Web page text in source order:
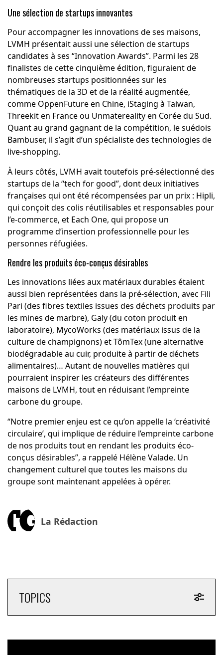
Une sélection de startups innovantes
Pour accompagner les innovations de ses maisons,
LVMH présentait aussi une sélection de startups
candidates à ses “Innovation Awards”. Parmi les 28
finalistes de cette cinquième édition, figuraient de
nombreuses startups positionnées sur les
thématiques de la 3D et de la réalité augmentée,
commeOppenFutureen Chine, iStaging à Taiwan,
Threekiten France ou Unmaterealityen Corée du Sud.
Quant au grand gagnant de la compétition, le suédois
Bambuser, il s’agit d’un spécialiste des technologies de
live-shopping.
À leurs côtés, LVMH avait toutefois pré-sélectionné des
startups de la “tech for good”, dont deux initiatives
françaises qui ont été récompensées par un prix : Hipli,
qui conçoit des colis réutilisables et responsables pour
l’e-commerce, etEach One, qui propose un
programme d’insertion professionnelle pour les
personnes réfugiées.
Rendre les produits éco-conçus désirables
Les innovations liées aux matériaux durables étaient
aussi bien représentées dans la pré-sélection, avec Fili
Pari (des fibres textiles issues des déchets produits par
les mines de marbre), Galy(du coton produit en
laboratoire), MycoWorks (des matériaux issus de la
culture de champignons) etTômTex(une alternative
biodégradable au cuir, produite à partir de déchets
alimentaires)… Autant de nouvelles matières qui
pourraient inspirer les créateurs des différentes
maisons de LVMH, tout en réduisant l’empreinte
carbone du groupe.
“Notre premier enjeu est ce qu’on appelle la ‘créativité
circulaire’, qui implique de réduire l’empreinte carbone
de nos produits tout en rendant les produits éco-
conçus désirables”, a rappelé Hélène Valade. Un
changement culturel que toutes les maisons du
groupe sont maintenant appelées à opérer.
La Rédaction
TOPICS